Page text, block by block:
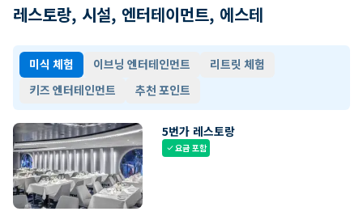
레스토랑, 시설, 엔터테이먼트, 에스테
미식 체험 이브닝 엔터테인먼트
리트릿 체험
키즈 엔터테인먼트
추천 포인트
5번가 레스토랑
check요금 포함